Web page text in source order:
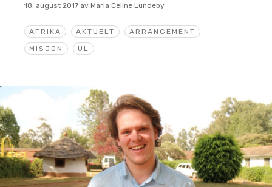
AFRIKA AKTUELT
ARRANGEMENT
MISJON
UL
18. august 2017 av Maria Celine Lundeby